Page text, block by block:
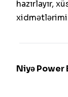
hazırlayır,
Niyə Power